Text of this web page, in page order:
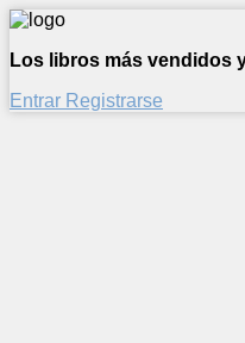
Los libros más vendidos
Entrar Registrarse